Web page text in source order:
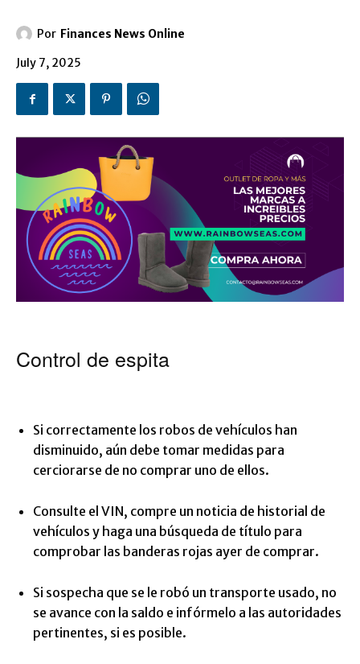
Por Finances News Online
July 7, 2025
Control de espita
Si correctamente los robos de vehículos han
disminuido, aún debe tomar medidas para
cerciorarse de no comprar uno de ellos.
Consulte el VIN, compre un noticia de historial de
vehículos y haga una búsqueda de título para
comprobar las banderas rojas ayer de comprar.
Si sospecha que se le robó un transporte usado, no
se avance con la saldo e infórmelo a las autoridades
pertinentes, si es posible.